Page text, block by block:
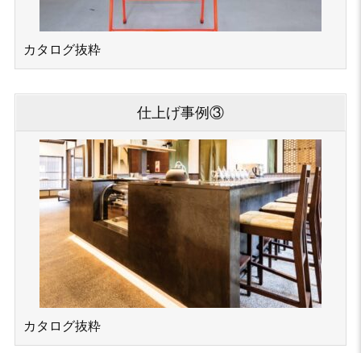
カタログ抜粋
仕上げ事例③
カタログ抜粋